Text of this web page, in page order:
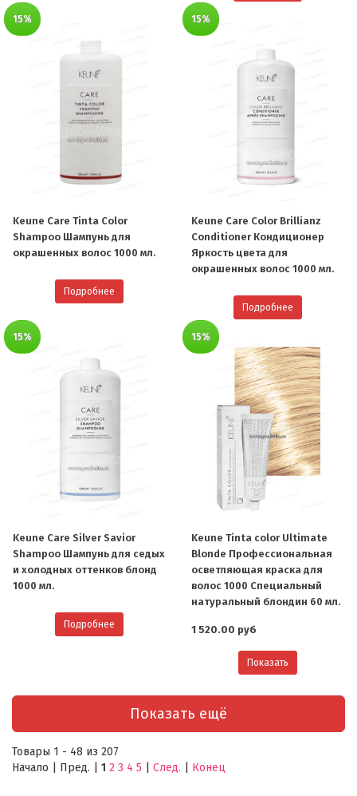
15%
Keune Care Tinta Color
Shampoo Шампунь для
окрашенных волос 1000 мл.
Подробнее
15%
Keune Care Color Brillianz
Conditioner Кондиционер
Яркость цвета для
окрашенных волос 1000 мл.
Подробнее
15%
Keune Care Silver Savior
Shampoo Шампунь для седых
и холодных оттенков блонд
1000 мл.
Подробнее
15%
Keune Tinta color Ultimate
Blonde Профессиональная
осветляющая краска для
волос 1000 Специальный
натуральный блондин 60 мл.
1 520.00 руб
Показать
Показать ещё
Товары 1 - 48 из 207
Начало | Пред. | 1 2 3 4 5 След. Конец
О компании
Как купить